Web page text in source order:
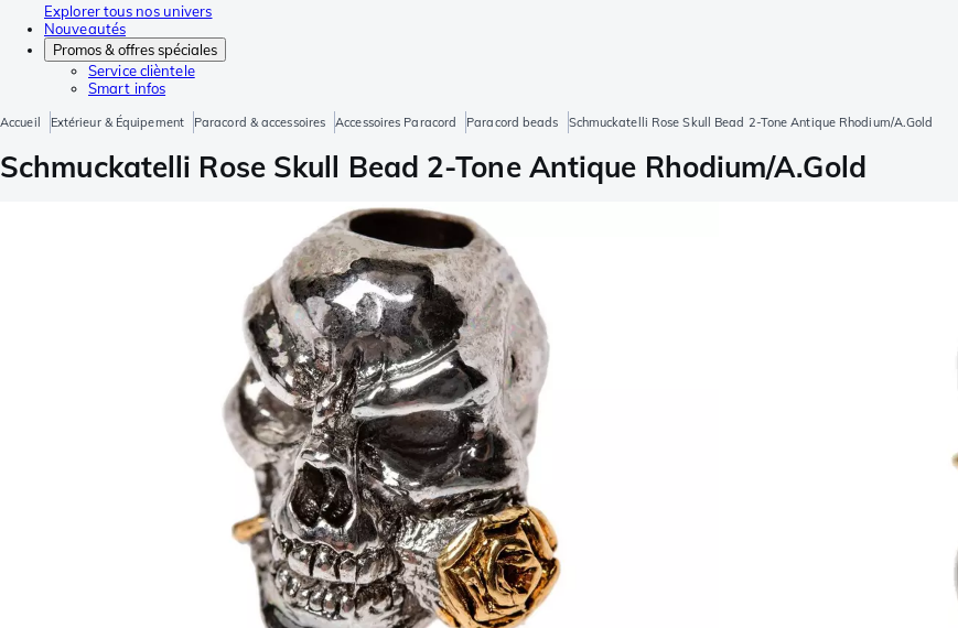
Explorer tous nos univers
Nouveautés
Promos & offres spéciales
Service clièntele
Smart infos
Accueil Extérieur & Équipement Paracord & accessoires Accessoires Paracord Paracord beads Schmuckatelli Rose Skull Bead 2-Tone Antique Rhodium/A.Gold
Schmuckatelli Rose Skull Bead 2-Tone Antique Rhodium/A.Gold